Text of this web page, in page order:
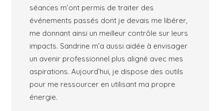
séances m’ont permis de traiter des
événements passés dont je devais me libérer,
me donnant ainsi un meilleur contrôle sur leurs
impacts. Sandrine m’a aussi aidée à envisager
un avenir professionnel plus aligné avec mes
aspirations. Aujourd’hui, je dispose des outils
pour me ressourcer en utilisant ma propre
énergie.